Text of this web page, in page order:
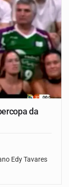
da
Edy Tavares